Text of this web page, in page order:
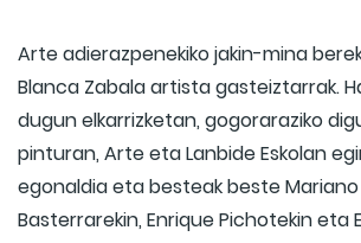
Arte adierazpenekiko jakin-mina
Blanca Zabala artista gasteiztarrak.
dugun elkarrizketan, gogoraraziko
pinturan, Arte eta Lanbide Eskolan
egonaldia eta besteak beste
Basterrarekin, Enrique Pichotekin eta